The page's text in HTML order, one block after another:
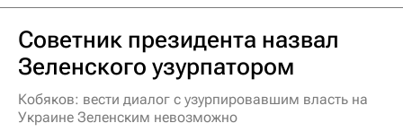
Советник президента назвал
Зеленского узурпатором
Кобяков: вести диалог с узурпировавшим власть на
Украине Зеленским невозможно